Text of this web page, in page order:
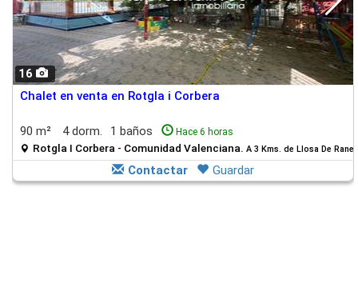
16
Chalet en venta en Rotgla i Corbera
90 m² 4 dorm. 1 baños Hace 6 horas
Rotgla I Corbera - Comunidad Valenciana. A 3 Kms. de Llosa De Ranes
Contactar Guardar